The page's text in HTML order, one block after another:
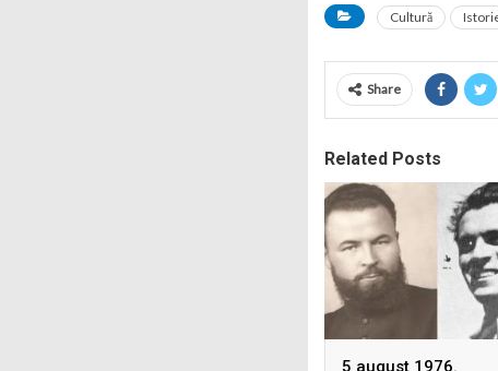
Cultură
Share
Related Posts
5 august 1976.